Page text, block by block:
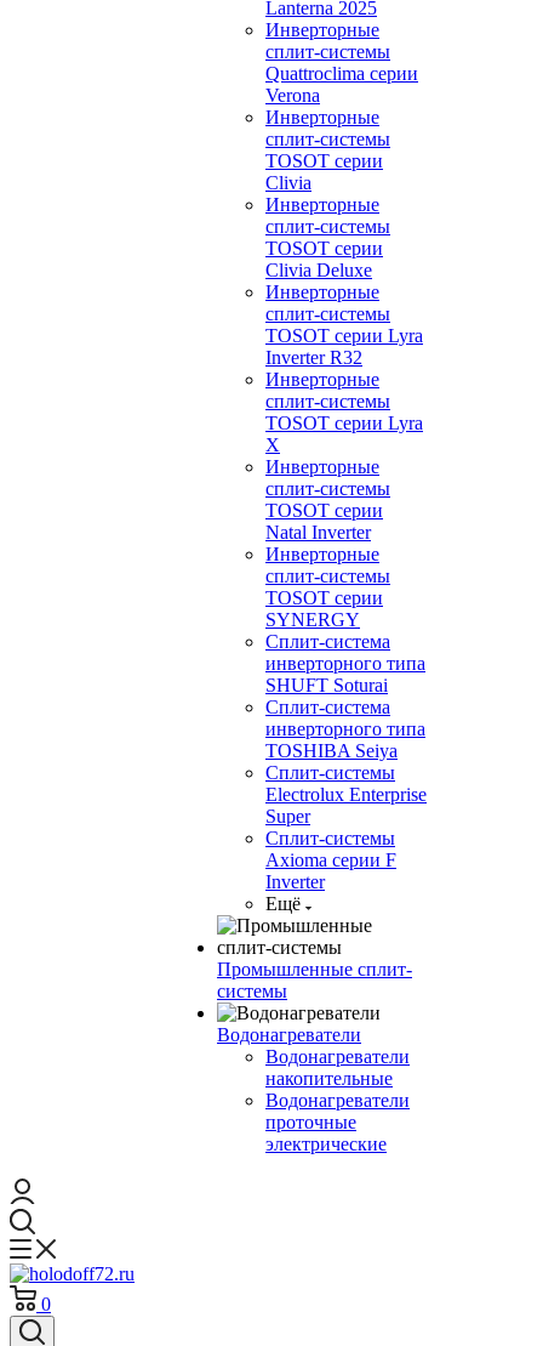
Lanterna 2025
Инверторные
сплит-системы
Quattroclima серии
Verona
Инверторные
сплит-системы
TOSOT серии
Clivia
Инверторные
сплит-системы
TOSOT серии
Clivia Deluxe
Инверторные
сплит-системы
TOSOT серии Lyra
Inverter R32
Инверторные
сплит-системы
TOSOT серии Lyra
X
Инверторные
сплит-системы
TOSOT серии
Natal Inverter
Инверторные
сплит-системы
TOSOT серии
SYNERGY
Сплит-система
инверторного типа
SHUFT Soturai
Сплит-система
инверторного типа
TOSHIBA Seiya
Сплит-системы
Electrolux Enterprise
Super
Сплит-системы
Axioma серии F
Inverter
Ещё
Промышленные сплит-
системы
Водонагреватели
Водонагреватели
накопительные
Водонагреватели
проточные
электрические
0